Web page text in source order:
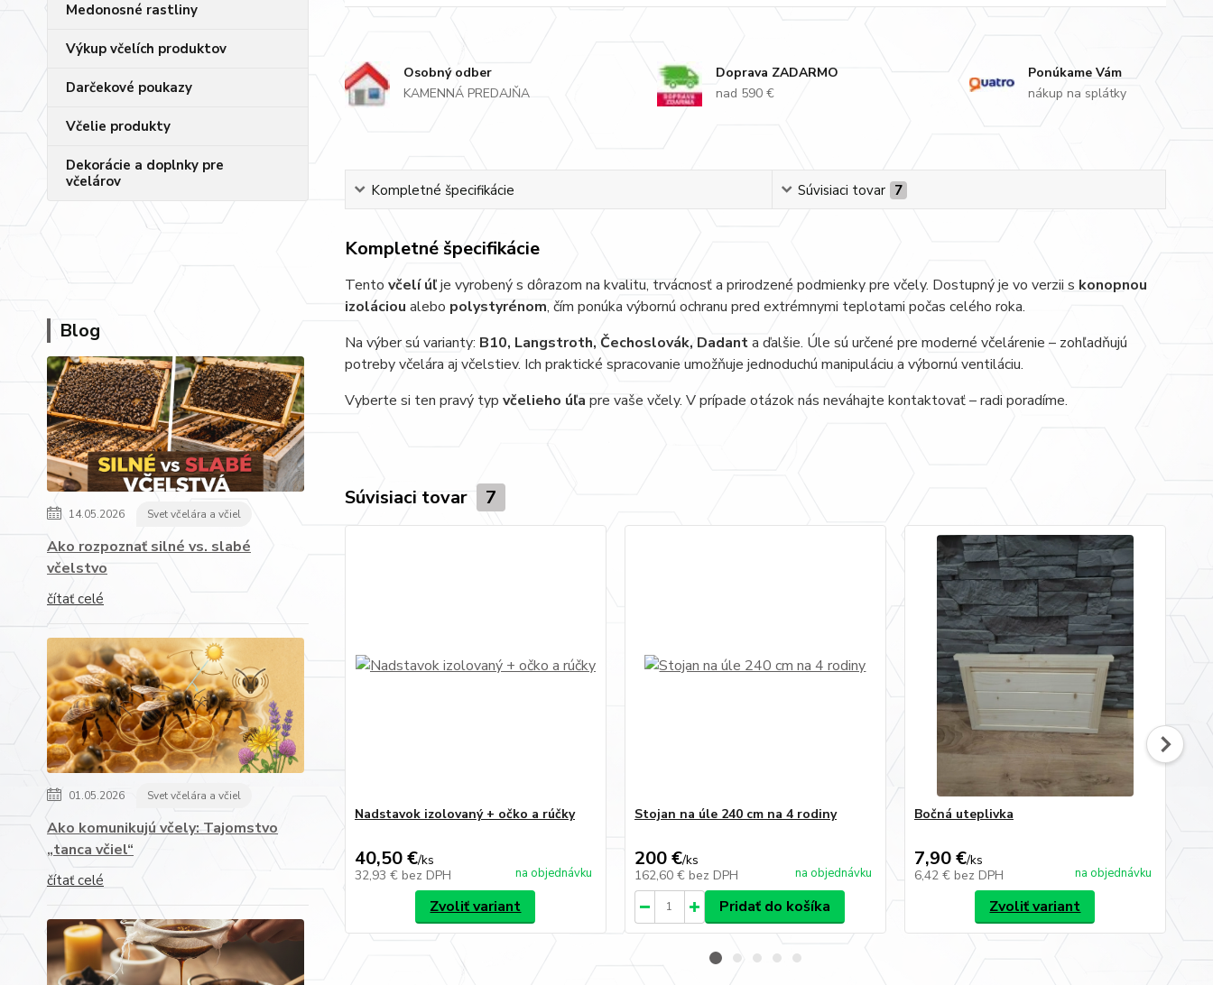
Medonosné rastliny
Výkup včelích produktov
Darčekové poukazy
Včelie produkty
Dekorácie a doplnky pre
včelárov
Blog
14.05.2026 Svet včelára a včiel
Ako rozpoznať silné vs. slabé
včelstvo
čítať celé
01.05.2026 Svet včelára a včiel
Ako komunikujú včely: Tajomstvo
„tanca včiel“
čítať celé
Osobný odber
KAMENNÁ PREDAJŇA
Doprava ZADARMO
nad 590 €
Ponúkame Vám
nákup na splátky
Kompletné špecifikácie Súvisiaci tovar 7
Kompletné špecifikácie
Tento včelí úľje vyrobený s dôrazom na kvalitu, trvácnosť a prirodzené podmienky pre včely. Dostupný je vo verzii s konopnou
izoláciou alebo polystyrénom, čím ponúka výbornú ochranu pred extrémnymi teplotami počas celého roka.
Na výber sú varianty: B10, Langstroth, Čechoslovák, Dadanta ďalšie. Úle sú určené pre moderné včelárenie – zohľadňujú
potreby včelára aj včelstiev. Ich praktické spracovanie umožňuje jednoduchú manipuláciu a výbornú ventiláciu.
Vyberte si ten pravý typ včelieho úľa pre vaše včely. V prípade otázok nás neváhajte kontaktovať – radi poradíme.
Súvisiaci tovar 7
Nadstavok izolovaný + očko a rúčky
40,50 €/ks
32,93 € bez DPH na objednávku
Zvoliť variant
Stojan na úle 240 cm na 4 rodiny
200 €/ks
162,60 € bez DPH na objednávku
Pridať do košíka
Bočná uteplivka
7,90 €/ks
6,42 € bez DPH na objednávku
Zvoliť variant